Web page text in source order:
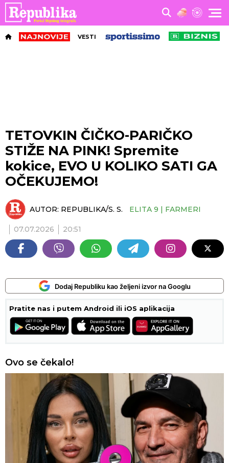
VESTI
TETOVKIN ČIČKO-PARIČKO
STIŽE NA PINK! Spremite
kokice, EVO U KOLIKO SATI GA
OČEKUJEMO!
AUTOR: REPUBLIKA/S. S. ELITA 9 | FARMERI
07.07.2026 20:51
Dodaj Republiku kao željeni izvor na Googlu
Pratite nas i putem Android ili iOS aplikacija
Ovo se čekalo!